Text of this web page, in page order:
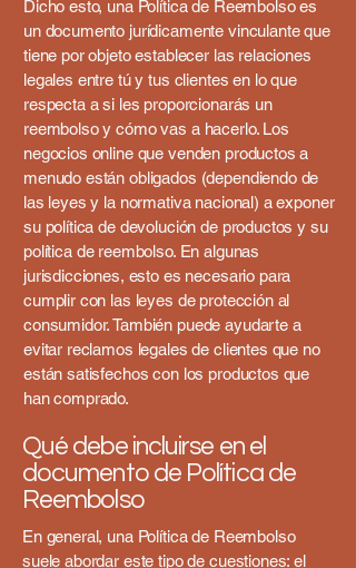
Dicho esto, una Política de Reembolso es
un documento jurídicamente vinculante que
tiene por objeto establecer las relaciones
legales entre tú y tus clientes en lo que
respecta a si les proporcionarás un
reembolso y cómo vas a hacerlo. Los
negocios online que venden productos a
menudo están obligados (dependiendo de
las leyes y la normativa nacional) a exponer
su política de devolución de productos y su
política de reembolso. En algunas
jurisdicciones, esto es necesario para
cumplir con las leyes de protección al
consumidor. También puede ayudarte a
evitar reclamos legales de clientes que no
están satisfechos con los productos que
han comprado.
Qué debe incluirse en el
documento de Política de
Reembolso
En general, una Política de Reembolso
suele abordar este tipo de cuestiones: el